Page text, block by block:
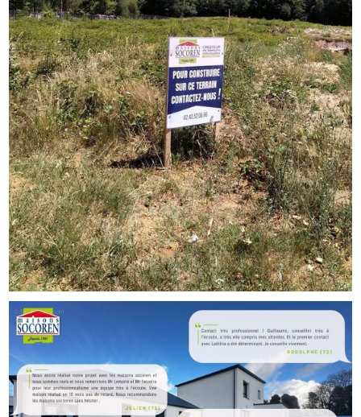
Terrain hors frais de notaires. Offre sous réserve de
disponibilité par notre partenaire foncier. Photo(s) non
contractuelle(s).
terrain viabilisé
Cette annonce a été créée et diffusée avec le logiciel
VITAHOME.